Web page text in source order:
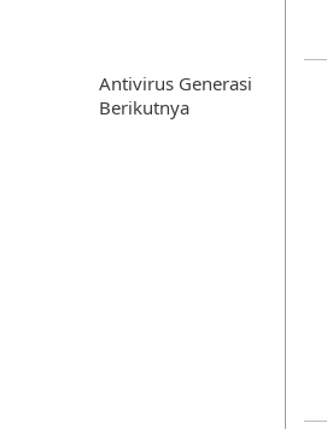
Antivirus Generasi
Berikutnya